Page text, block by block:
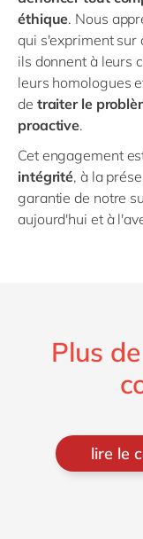
éthique. Nous
qui s'expriment sur
ils donnent à leurs
leurs homologues
de traiter le
proactive.
Cet engagement
intégrité, à la
garantie de notre
aujourd'hui et à
Plus
lire le